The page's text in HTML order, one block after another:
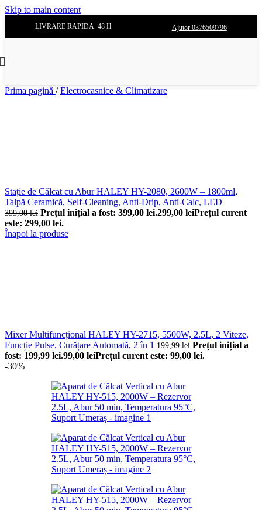
Skip to main content
LIVRARE RAPIDA 48 H Ajutor 0376509796
Prima pagină / Electrocasnice & Climatizare
Stație de Călcat cu Abur HALEY HY-2080, 2600W – 1800ml,
Talpă Ceramică, Self-Cleaning, Anti-Drip, Anti-Calc, LED
399,00lei Prețul inițial a fost: 399,00 lei.299,00 leiPrețul curent
este: 299,00 lei.
Înapoi la produse
Mixer Multifuncțional HALEY HY-2715, 5500W, 2.5L, 2 Viteze,
Funcție Pulse, Curățare Automată, 2 în 1 199,99lei Prețul inițial a
fost: 199,99 lei.99,00 leiPrețul curent este: 99,00 lei.
-30%